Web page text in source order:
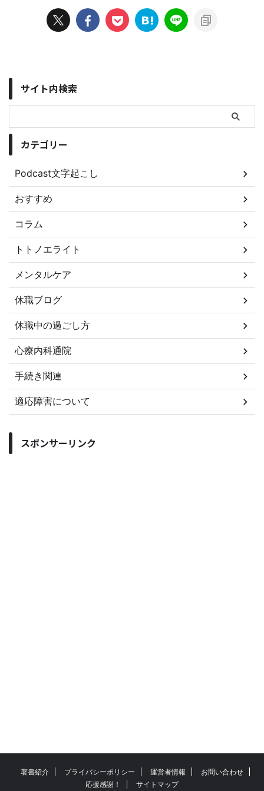
サイト内検索
カテゴリー
Podcast文字起こし
おすすめ
コラム
トトノエライト
メンタルケア
休職ブログ
休職中の過ごし方
心療内科通院
手続き関連
適応障害について
スポンサーリンク
著書紹介 プライバシーポリシー 運営者情報
お問い合わせ
応援感謝！
サイトマップ